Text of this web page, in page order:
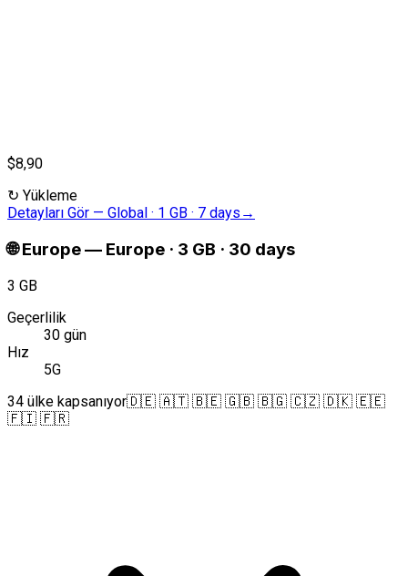
$8,90
↻ Yükleme
Detayları Gör — Global · 1 GB · 7 days →
🌐 Europe— Europe · 3 GB · 30 days
3 GB
Geçerlilik
30 gün
Hız
5G
34 ülke kapsanıyor🇩🇪 🇦🇹 🇧🇪 🇬🇧 🇧🇬 🇨🇿 🇩🇰 🇪🇪
🇫🇮 🇫🇷